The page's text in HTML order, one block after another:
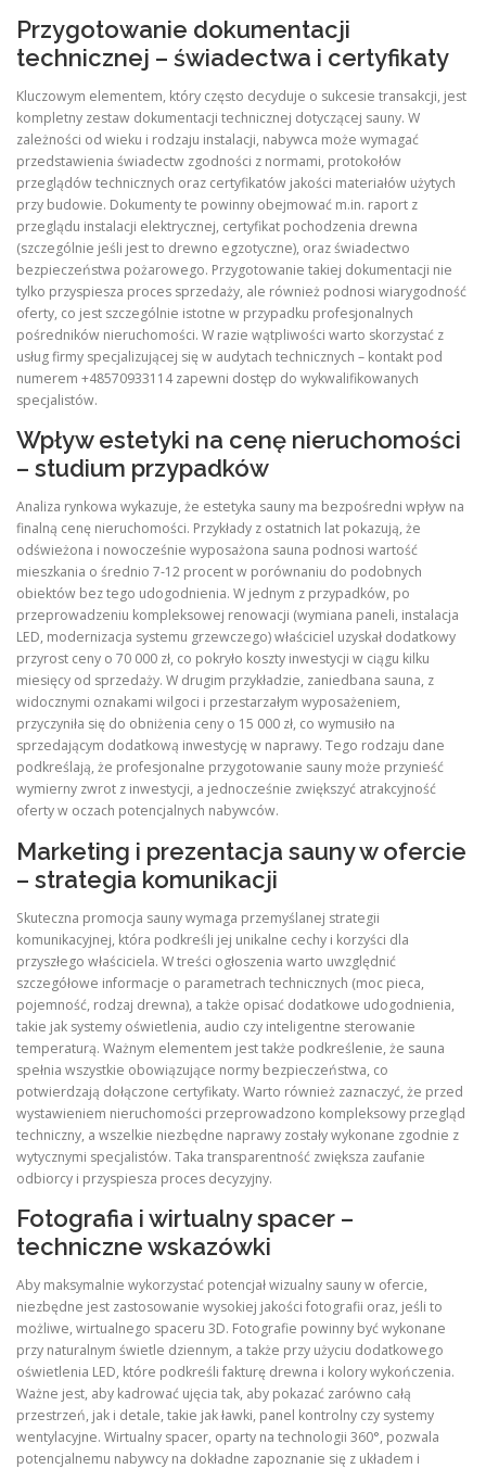
Przygotowanie dokumentacji
technicznej – świadectwa i certyfikaty
Kluczowym elementem, który często decyduje o sukcesie transakcji, jest
kompletny zestaw dokumentacji technicznej dotyczącej sauny. W
zależności od wieku i rodzaju instalacji, nabywca może wymagać
przedstawienia świadectw zgodności z normami, protokołów
przeglądów technicznych oraz certyfikatów jakości materiałów użytych
przy budowie. Dokumenty te powinny obejmować m.in. raport z
przeglądu instalacji elektrycznej, certyfikat pochodzenia drewna
(szczególnie jeśli jest to drewno egzotyczne), oraz świadectwo
bezpieczeństwa pożarowego. Przygotowanie takiej dokumentacji nie
tylko przyspiesza proces sprzedaży, ale również podnosi wiarygodność
oferty, co jest szczególnie istotne w przypadku profesjonalnych
pośredników nieruchomości. W razie wątpliwości warto skorzystać z
usług firmy specjalizującej się w audytach technicznych – kontakt pod
numerem +48570933114 zapewni dostęp do wykwalifikowanych
specjalistów.
Wpływ estetyki na cenę nieruchomości
– studium przypadków
Analiza rynkowa wykazuje, że estetyka sauny ma bezpośredni wpływ na
finalną cenę nieruchomości. Przykłady z ostatnich lat pokazują, że
odświeżona i nowocześnie wyposażona sauna podnosi wartość
mieszkania o średnio 7‑12 procent w porównaniu do podobnych
obiektów bez tego udogodnienia. W jednym z przypadków, po
przeprowadzeniu kompleksowej renowacji (wymiana paneli, instalacja
LED, modernizacja systemu grzewczego) właściciel uzyskał dodatkowy
przyrost ceny o 70 000 zł, co pokryło koszty inwestycji w ciągu kilku
miesięcy od sprzedaży. W drugim przykładzie, zaniedbana sauna, z
widocznymi oznakami wilgoci i przestarzałym wyposażeniem,
przyczyniła się do obniżenia ceny o 15 000 zł, co wymusiło na
sprzedającym dodatkową inwestycję w naprawy. Tego rodzaju dane
podkreślają, że profesjonalne przygotowanie sauny może przynieść
wymierny zwrot z inwestycji, a jednocześnie zwiększyć atrakcyjność
oferty w oczach potencjalnych nabywców.
Marketing i prezentacja sauny w ofercie
– strategia komunikacji
Skuteczna promocja sauny wymaga przemyślanej strategii
komunikacyjnej, która podkreśli jej unikalne cechy i korzyści dla
przyszłego właściciela. W treści ogłoszenia warto uwzględnić
szczegółowe informacje o parametrach technicznych (moc pieca,
pojemność, rodzaj drewna), a także opisać dodatkowe udogodnienia,
takie jak systemy oświetlenia, audio czy inteligentne sterowanie
temperaturą. Ważnym elementem jest także podkreślenie, że sauna
spełnia wszystkie obowiązujące normy bezpieczeństwa, co
potwierdzają dołączone certyfikaty. Warto również zaznaczyć, że przed
wystawieniem nieruchomości przeprowadzono kompleksowy przegląd
techniczny, a wszelkie niezbędne naprawy zostały wykonane zgodnie z
wytycznymi specjalistów. Taka transparentność zwiększa zaufanie
odbiorcy i przyspiesza proces decyzyjny.
Fotografia i wirtualny spacer –
techniczne wskazówki
Aby maksymalnie wykorzystać potencjał wizualny sauny w ofercie,
niezbędne jest zastosowanie wysokiej jakości fotografii oraz, jeśli to
możliwe, wirtualnego spaceru 3D. Fotografie powinny być wykonane
przy naturalnym świetle dziennym, a także przy użyciu dodatkowego
oświetlenia LED, które podkreśli fakturę drewna i kolory wykończenia.
Ważne jest, aby kadrować ujęcia tak, aby pokazać zarówno całą
przestrzeń, jak i detale, takie jak ławki, panel kontrolny czy systemy
wentylacyjne. Wirtualny spacer, oparty na technologii 360°, pozwala
potencjalnemu nabywcy na dokładne zapoznanie się z układem i